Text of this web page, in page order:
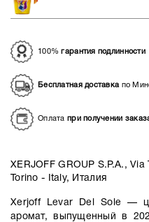
100%гарантия подлинности
Бесплатная доставкапо
Оплата при получении
XERJOFF GROUP S.P.A.,
Torino - Italy, Италия
Xerjoff Levar Del Sole —
аромат, выпущенный в